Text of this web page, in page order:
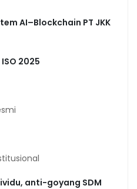
AI–Blockchain PT JKK
ISO 2025
anti-goyang SDM